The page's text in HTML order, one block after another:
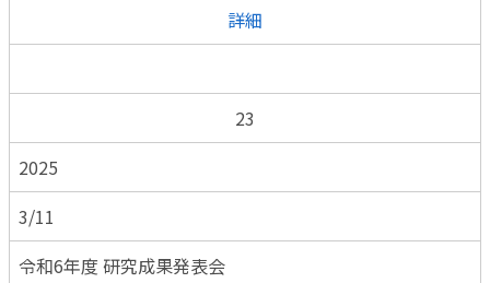
詳細
23
2025
3/11
令和6年度 研究成果発表会